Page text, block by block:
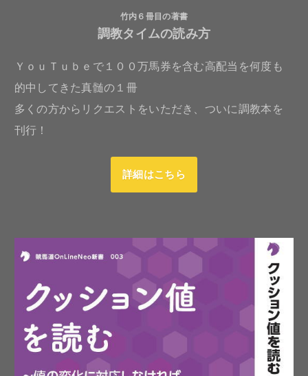
竹内６冊目の著書
調教タイムの読み方
ＹｏｕＴｕｂｅで１００万馬券を含む高配当を何度も
的中してきた真髄の１冊
多くの方からリクエストをいただき、ついに調教本を
刊行！
詳細はこちら